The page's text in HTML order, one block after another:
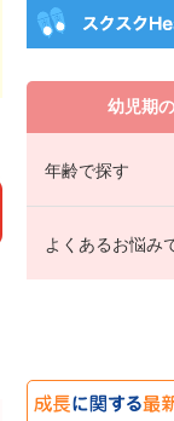
幼児期
年齢で探す
よくあるお悩み